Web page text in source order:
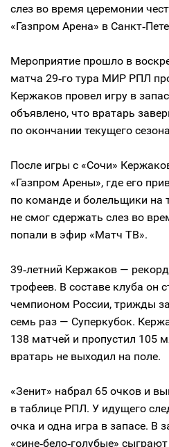
слез во время церемонии
«Газпром Арена» в
Мероприятие прошло в
матча 29‑го тура МИР РПЛ
Кержаков провел игру в
объявлено, что вратарь
по окончании текущего
После игры с «Сочи»
«Газпром Арены», где его
по команде и болельщики на
не смог сдержать слез во
попали в эфир «Матч ТВ».
39‑летний Кержаков —
трофеев. В составе клуба он
чемпионом России, трижды
семь раз — Суперкубок.
138 матчей и пропустил 105
вратарь не выходил на поле.
«Зенит» набрал 65 очков и
в таблице РПЛ. У идущего
очка и одна игра в запасе. В
«сине‑бело‑голубые»